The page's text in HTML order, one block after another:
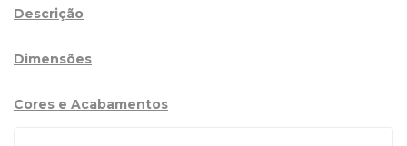
Descrição
Dimensões
Cores e Acabamentos